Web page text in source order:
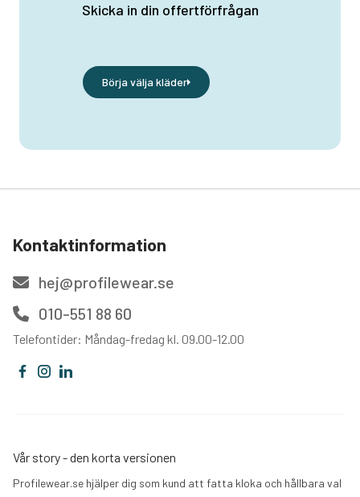
Skicka in din offertförfrågan
Börja välja kläder
Kontaktinformation
hej@profilewear.se
010-551 88 60
Telefontider: Måndag-fredag kl. 09.00-12.00
Vår story - den korta versionen
Profilewear.se hjälper dig som kund att fatta kloka och hållbara val